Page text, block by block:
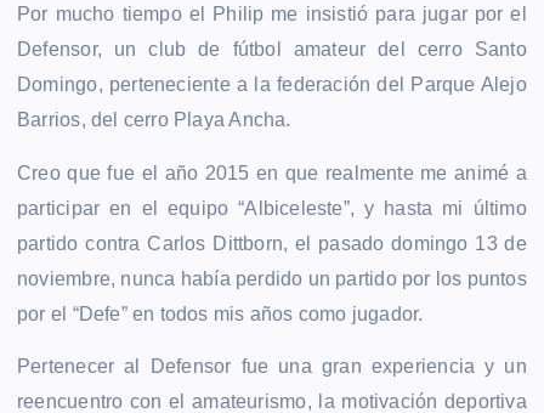
Por mucho tiempo el Philip me insistió para jugar por el
Defensor, un club de fútbol amateur del cerro Santo
Domingo, perteneciente a la federación del Parque Alejo
Barrios, del cerro Playa Ancha.
Creo que fue el año 2015 en que realmente me animé a
participar en el equipo “Albiceleste”, y hasta mi último
partido contra Carlos Dittborn, el pasado domingo 13 de
noviembre, nunca había perdido un partido por los puntos
por el “Defe” en todos mis años como jugador.
Pertenecer al Defensor fue una gran experiencia y un
reencuentro con el amateurismo, la motivación deportiva